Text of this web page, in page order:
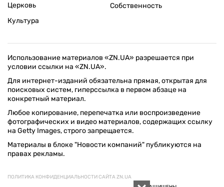
Церковь
Культура
Собственность
Использование материалов «ZN.UA» разрешается при
условии ссылки на «ZN.UA».
Для интернет-изданий обязательна прямая, открытая для
поисковых систем, гиперссылка в первом абзаце на
конкретный материал.
Любое копирование, перепечатка или воспроизведение
фотографических и видео материалов, содержащих ссылку
на Getty Images, строго запрещается.
Материалы в блоке "Новости компаний" публикуются на
правах рекламы.
ПОЛИТИКА КОНФИДЕНЦИАЛЬНОСТИ САЙТА ZN.UA